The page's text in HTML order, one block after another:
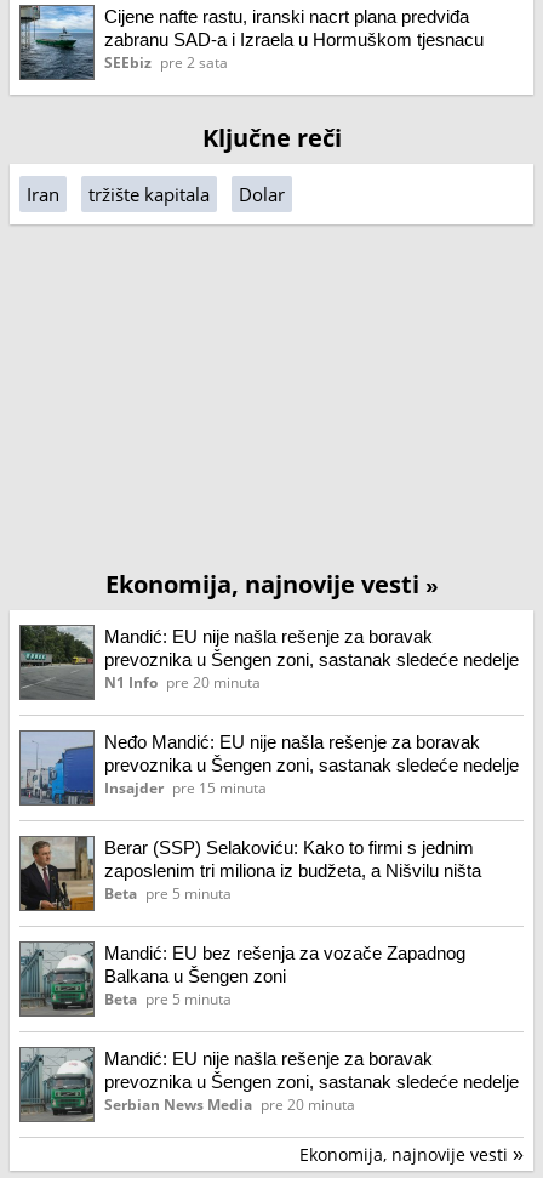
Cijene nafte rastu, iranski nacrt plana predviđa
zabranu SAD-a i Izraela u Hormuškom tjesnacu
SEEbiz pre 2 sata
Ključne reči
Iran tržište kapitala Dolar
Ekonomija, najnovije vesti »
Mandić: EU nije našla rešenje za boravak
prevoznika u Šengen zoni, sastanak sledeće nedelje
N1 Info pre 20 minuta
Neđo Mandić: EU nije našla rešenje za boravak
prevoznika u Šengen zoni, sastanak sledeće nedelje
Insajder pre 15 minuta
Berar (SSP) Selakoviću: Kako to firmi s jednim
zaposlenim tri miliona iz budžeta, a Nišvilu ništa
Beta pre 5 minuta
Mandić: EU bez rešenja za vozače Zapadnog
Balkana u Šengen zoni
Beta pre 5 minuta
Mandić: EU nije našla rešenje za boravak
prevoznika u Šengen zoni, sastanak sledeće nedelje
Serbian News Media pre 20 minuta
Ekonomija, najnovije vesti »